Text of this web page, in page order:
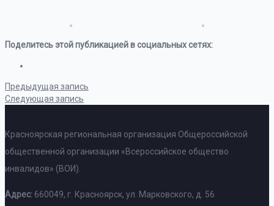
Поделитесь этой публикацией в социальных сетях:
Предыдущая запись
Следующая запись
Красноярская региональная организация Общероссийской
общественной организации «Всероссийское общество
инвалидов» (ВОИ).
Адрес: 660049, г. Красноярск, ул. Марковского, д. 56